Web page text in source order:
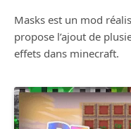
Masks est un mod
propose l’ajout de
effets dans minecraft.